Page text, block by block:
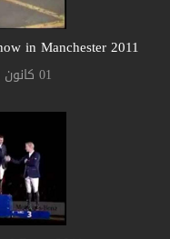
2011 Jenson Button McLaren F1 Road Show in Manchester
01 كانون الثاني 2013, 12:00 ص